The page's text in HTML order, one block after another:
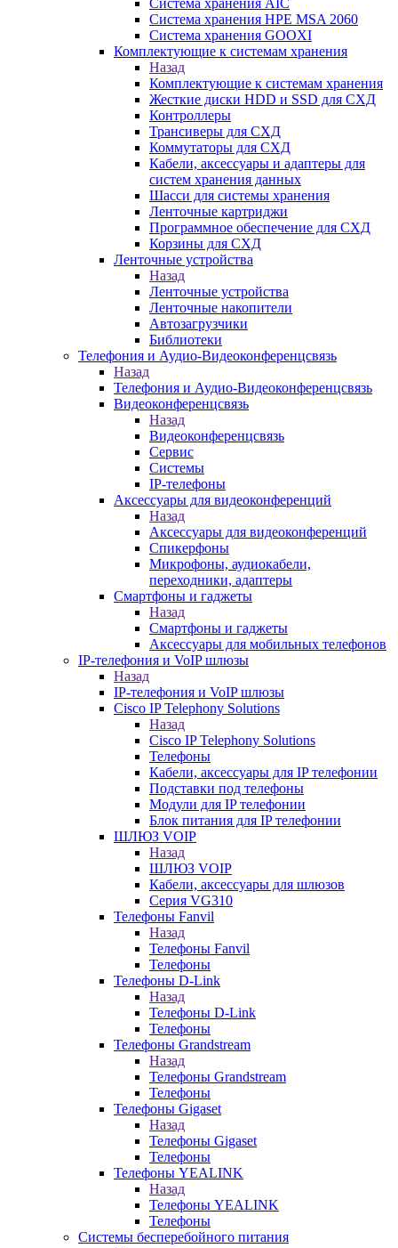
Система хранения AIC
Система хранения HPE MSA 2060
Система хранения GOOXI
Комплектующие к системам хранения
Назад
Комплектующие к системам хранения
Жесткие диски HDD и SSD для СХД
Контроллеры
Трансиверы для СХД
Коммутаторы для СХД
Кабели, аксессуары и адаптеры для
систем хранения данных
Шасси для системы хранения
Ленточные картриджи
Программное обеспечение для СХД
Корзины для СХД
Ленточные устройства
Назад
Ленточные устройства
Ленточные накопители
Автозагрузчики
Библиотеки
Телефония и Аудио-Видеоконференцсвязь
Назад
Телефония и Аудио-Видеоконференцсвязь
Видеоконференцсвязь
Назад
Видеоконференцсвязь
Сервис
Системы
IP-телефоны
Аксессуары для видеоконференций
Назад
Аксессуары для видеоконференций
Спикерфоны
Микрофоны, аудиокабели,
переходники, адаптеры
Смартфоны и гаджеты
Назад
Смартфоны и гаджеты
Аксессуары для мобильных телефонов
IP-телефония и VoIP шлюзы
Назад
IP-телефония и VoIP шлюзы
Cisco IP Telephony Solutions
Назад
Cisco IP Telephony Solutions
Телефоны
Кабели, аксессуары для IP телефонии
Подставки под телефоны
Модули для IP телефонии
Блок питания для IP телефонии
ШЛЮЗ VOIP
Назад
ШЛЮЗ VOIP
Кабели, аксессуары для шлюзов
Серия VG310
Телефоны Fanvil
Назад
Телефоны Fanvil
Телефоны
Телефоны D-Link
Назад
Телефоны D-Link
Телефоны
Телефоны Grandstream
Назад
Телефоны Grandstream
Телефоны
Телефоны Gigaset
Назад
Телефоны Gigaset
Телефоны
Телефоны YEALINK
Назад
Телефоны YEALINK
Телефоны
Системы бесперебойного питания